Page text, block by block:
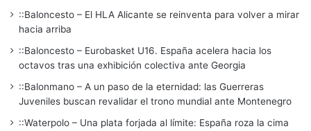
::Baloncesto – El HLA Alicante se reinventa para volver a mirar
hacia arriba
::Baloncesto – Eurobasket U16. España acelera hacia los
octavos tras una exhibición colectiva ante Georgia
::Balonmano – A un paso de la eternidad: las Guerreras
Juveniles buscan revalidar el trono mundial ante Montenegro
::Waterpolo – Una plata forjada al límite: España roza la cima